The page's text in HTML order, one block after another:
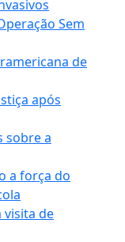
Sem
de
após
sobre a
a força do
de